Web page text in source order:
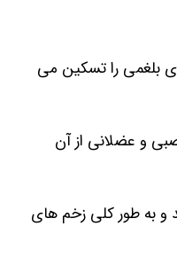
بلغمی را تسکین می
و عضلانی از آن
و به طور کلی زخم های